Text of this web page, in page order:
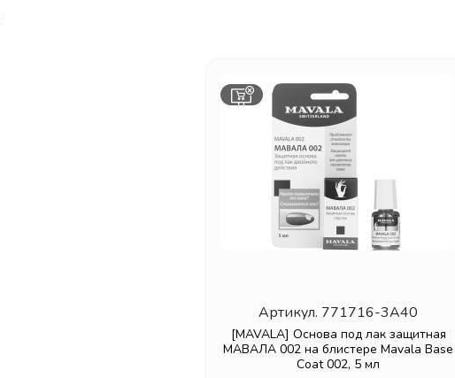
Артикул. 771716-3A40
[MAVALA] Основа под лак защитная
МАВАЛА 002 на блистере Mavala Base
Coat 002, 5 мл